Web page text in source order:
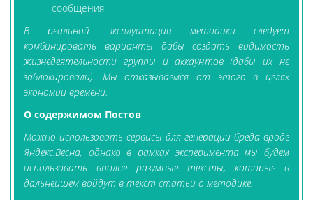
сообщения
В реальной эксплуатации методики следует
комбинировать варианты дабы создать видимость
жизнедеятельности группы и аккаунтов (дабы их не
заблокировали). Мы отказываемся от этого в целях
экономии времени.
О содержимом Постов
Можно использовать сервисы для генерации бреда вроде
Яндекс.Весна, однако в рамках эксперимента мы будем
использовать вполне разумные тексты, которые в
дальнейшем войдут в текст статьи о методике.